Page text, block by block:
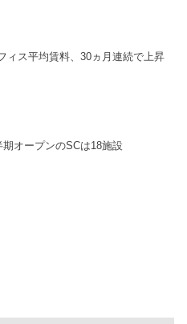
ィス平均賃料、30ヵ月連続で上昇
期オープンのSCは18施設